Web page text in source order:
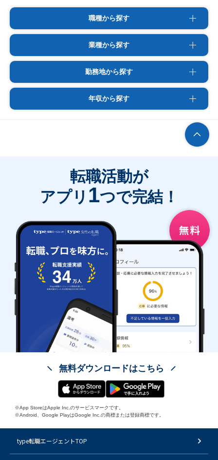
職種から探す
業種から探す
勤務地から探す
年収から探す
転職活動が
アプリ 1つで完結！
無料ダウンロードはこちら
※App StoreはApple Inc.のサービスマークです。
※Android、Google PlayはGoogle Inc.の商標または登録商標です。
type転職エージェントTOP